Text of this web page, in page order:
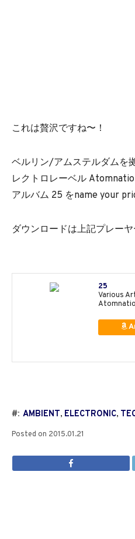
これは贅沢ですね〜！
ベルリン/アムステルダムを
レクトロレーベル
アルバム 25 をname your
ダウンロードは上記プレーヤ
25
Various
#: AMBIENT, ELECTRONIC,
Posted on 2015.01.21